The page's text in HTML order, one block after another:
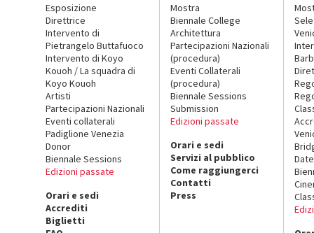
Esposizione
Direttrice
Intervento di
Pietrangelo Buttafuoco
Intervento di Koyo
Kouoh / La squadra di
Koyo Kouoh
Artisti
Partecipazioni Nazionali
Eventi collaterali
Padiglione Venezia
Donor
Biennale Sessions
Edizioni passate
Orari e sedi
Accrediti
Biglietti
Mostra
Biennale College
Architettura
Partecipazioni Nazionali
(procedura)
Eventi Collaterali
(procedura)
Biennale Sessions
Submission
Edizioni passate
Orari e sedi
Servizi al pubblico
Come raggiungerci
Contatti
Press